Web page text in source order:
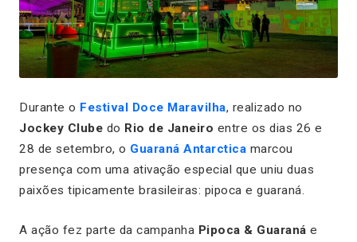
Durante o Festival Doce Maravilha, realizado no
Jockey Clube do Rio de Janeiro entre os dias 26 e
28 de setembro, o Guaraná Antarctica marcou
presença com uma ativação especial que uniu duas
paixões tipicamente brasileiras: pipoca e guaraná.
A ação fez parte da campanha Pipoca & Guaraná e